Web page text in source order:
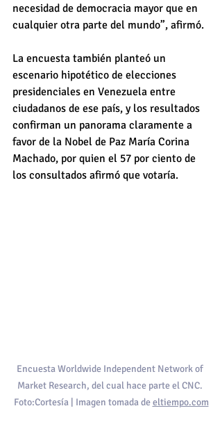
necesidad de democracia mayor que en
cualquier otra parte del mundo”, afirmó.
La encuesta también planteó un
escenario hipotético de elecciones
presidenciales en Venezuela entre
ciudadanos de ese país, y los resultados
confirman un panorama claramente a
favor de la Nobel de Paz María Corina
Machado, por quien el 57 por ciento de
los consultados afirmó que votaría.
Encuesta Worldwide Independent Network of
Market Research, del cual hace parte el CNC.
Foto:Cortesía | Imagen tomada de eltiempo.com